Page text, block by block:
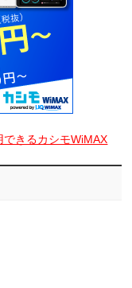
きるカシモWiMAX